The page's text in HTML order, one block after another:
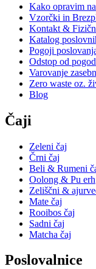
Kako opravim
Vzorčki in
Kontakt &
Katalog
Pogoji
Odstop od
Varovanje
Zero waste oz.
Blog
Čaji
Zeleni čaj
Črni čaj
Beli & Rumeni
Oolong & Pu erh
Zeliščni &
Mate čaj
Rooibos čaj
Sadni čaj
Matcha čaj
Poslovalnice